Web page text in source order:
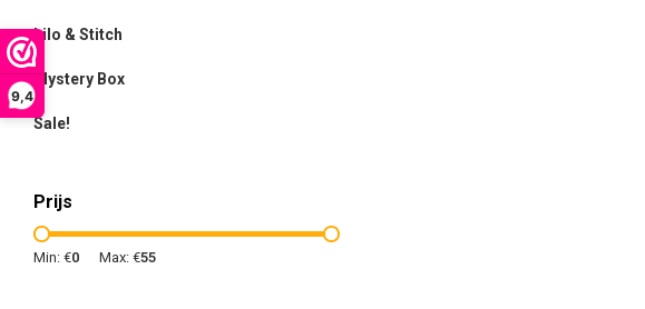
9,4
Lilo & Stitch
Mystery Box
Sale!
Prijs
Min: €0 Max: €55